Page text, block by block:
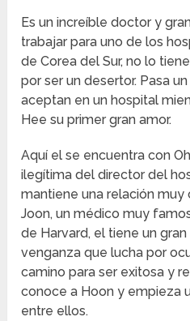
Es un increíble doctor y
trabajar para uno de los
de Corea del Sur, no lo
por ser un desertor. Pasa
aceptan en un hospital
Hee su primer gran amor.
Aquí el se encuentra con
ilegítima del director del
mantiene una relación muy
Joon, un médico muy
de Harvard, el tiene un
venganza que lucha por
camino para ser exitosa y
conoce a Hoon y empieza
entre ellos.